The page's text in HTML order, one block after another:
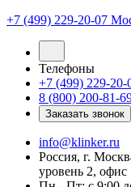
+7 (499) 229-20-07
Телефоны
+7 (499) 229-20-
8 (800) 200-81-
Заказать звонок
info@klinker.ru
Россия, г.
уровень 2,